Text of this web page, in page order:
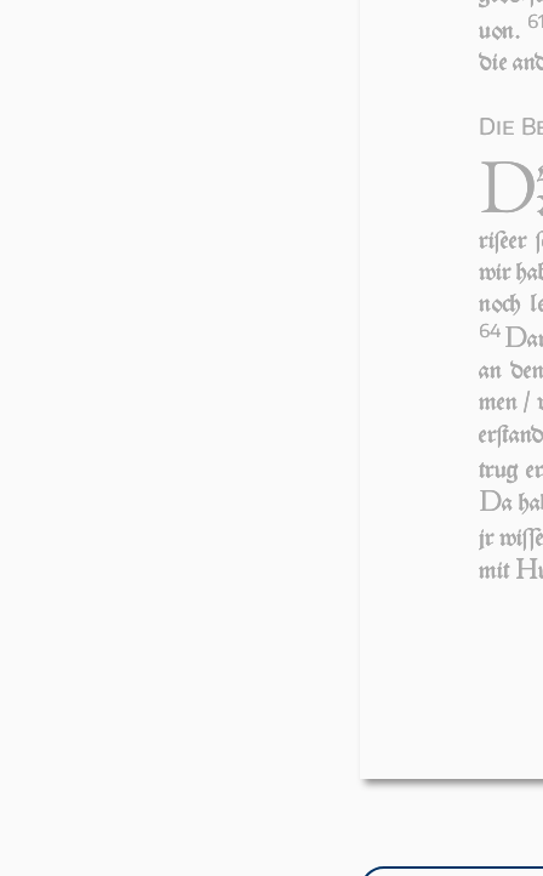
uon.
die
Die
D
ri­ſe­er
wir
noch
64 D
an
men /
trug
Da
jr
mit H